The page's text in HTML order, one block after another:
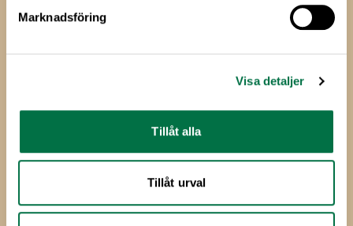
Marknadsföring
Visa detaljer
Tillåt alla
Tillåt urval
Livsmedels­företagen
Livsmedelsföretagen
E-post:info@li.se